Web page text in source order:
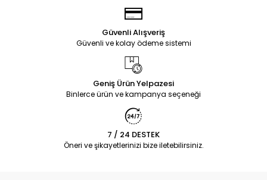
Güvenli Alışveriş
Güvenli ve kolay ödeme sistemi
Geniş Ürün Yelpazesi
Binlerce ürün ve kampanya seçeneği
7 / 24 DESTEK
Öneri ve şikayetlerinizi bize iletebilirsiniz.